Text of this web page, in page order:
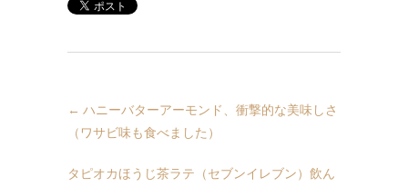
← ハニーバターアーモンド、衝撃的な美味しさ
（ワサビ味も食べました）
タピオカほうじ茶ラテ（セブンイレブン）飲ん